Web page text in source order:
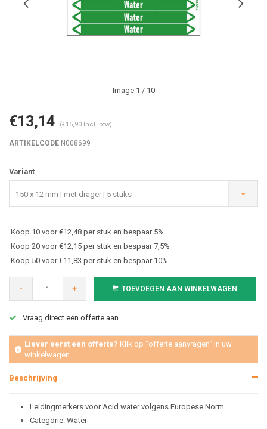
Image 1 / 10
€13,14 (€15,90 Incl. btw)
ARTIKELCODE N008699
Variant
150 x 12 mm | met drager | 5 stuks
Koop 10 voor €12,48 per stuk en bespaar 5%
Koop 20 voor €12,15 per stuk en bespaar 7,5%
Koop 50 voor €11,83 per stuk en bespaar 10%
- + TOEVOEGEN AAN WINKELWAGEN
Vraag direct een offerte aan
Liever eerst een offerte? Klik op "offerte aanvragen" in uw
winkelwagen
Beschrijving
Leidingmerkers voor Acid water volgens Europese Norm.
Categorie: Water